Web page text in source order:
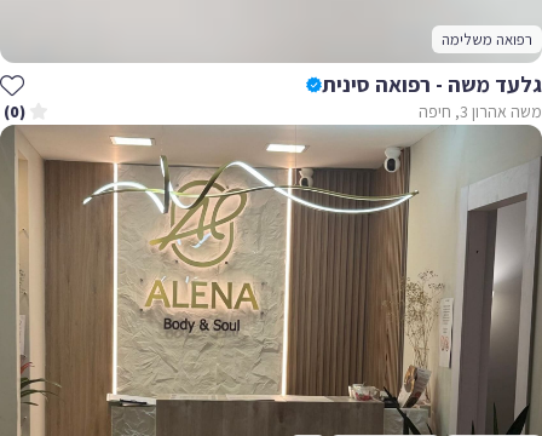
רפואה משלימה
גלעד משה - רפואה סינית
משה אהרון 3, חיפה (0)